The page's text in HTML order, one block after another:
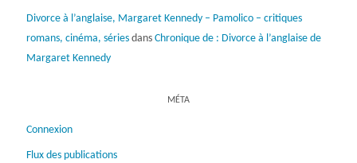
Divorce à l’anglaise, Margaret Kennedy – Pamolico – critiques
romans, cinéma, sériesdans Chronique de : Divorce à l’anglaise de
Margaret Kennedy
MÉTA
Connexion
Flux des publications